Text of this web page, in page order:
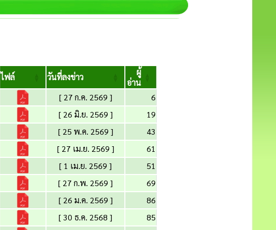
ไฟล์ วันที่ลงข่าว
ผู้
อ่าน
[ 27 ก.ค. 2569 ]
6
[ 26 มิ.ย. 2569 ]
19
[ 25 พ.ค. 2569 ]
43
[ 27 เม.ย. 2569 ]
61
[ 1 เม.ย. 2569 ]
51
[ 27 ก.พ. 2569 ]
69
[ 26 ม.ค. 2569 ]
86
[ 30 ธ.ค. 2568 ]
85